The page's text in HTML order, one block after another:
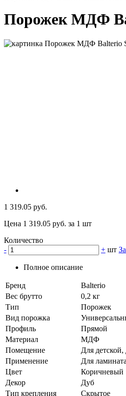
Порожек МДФ
1 319.05 руб.
Цена 1 319.05 руб. за 1 шт
Количество
-
+ шт
Полное описание
Бренд
Balterio
Вес брутто
0,2 кг
Тип
Порожек
Вид порожка
Профиль
Прямой
Материал
МДФ
Помещение
Для
Применение
Для ламината
Цвет
Коричневый
Декор
Дуб
Тип крепления
Скрытое